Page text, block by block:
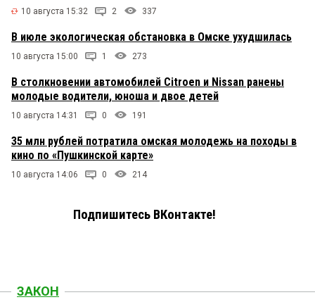
10 августа 15:32 2 337
В июле экологическая обстановка в Омске ухудшилась
10 августа 15:00 1 273
В столкновении автомобилей Citroen и Nissan ранены
молодые водители, юноша и двое детей
10 августа 14:31 0 191
35 млн рублей потратила омская молодежь на походы в
кино по «Пушкинской карте»
10 августа 14:06 0 214
Подпишитесь ВКонтакте!
ЗАКОН